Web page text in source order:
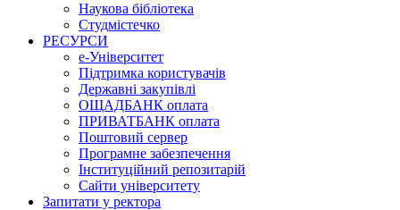
Наукова бібліотека
Студмістечко
РЕСУРСИ
е-Університет
Підтримка користувачів
Державні закупівлі
ОЩАДБАНК оплата
ПРИВАТБАНК оплата
Поштовий сервер
Програмне забезпечення
Інституційний репозитарій
Сайти університету
Запитати у ректора